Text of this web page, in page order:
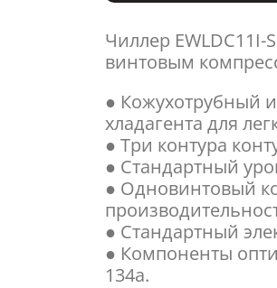
Чиллер
винтовым
● Кожухотрубный
хладагента для
● Три контура
● Стандартный
● Одновинтовый
● Стандартный
● Компоненты
134a.